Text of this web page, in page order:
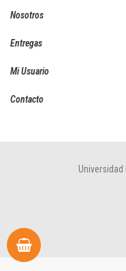
Nosotros
Entregas
Mi Usuario
Contacto